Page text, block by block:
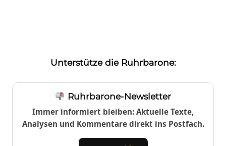
Unterstütze die Ruhrbarone:
Ruhrbarone-Newsletter
Immer informiert bleiben: Aktuelle Texte,
Analysen und Kommentare direkt ins Postfach.